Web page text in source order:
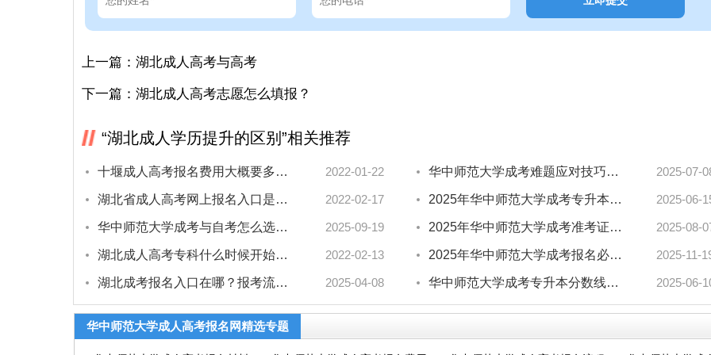
上一篇： 湖北成人高考与高考
下一篇： 湖北成人高考志愿怎么填报？
“湖北成人学历提升的区别”相关推荐
十堰成人高考报名费用大概要多少？ 2022-01-22 华中师范大学成考难题应对技巧？湖北考生速看答题攻略！ 2025-07-
湖北省成人高考网上报名入口是哪个？ 2022-02-17 2025年华中师范大学成考专升本统考难度大吗？怎么备考能拿高分？ 2025-06-
华中师范大学成考与自考怎么选？对比解析助抉择！ 2025-09-19 2025年华中师范大学成考准考证打印时间已定！速看 2025-08-
湖北成人高考专科什么时候开始报名？ 2022-02-13 2025年华中师范大学成考报名必须找机构吗？答案来了！ 2025-11-
湖北成考报名入口在哪？报考流程全攻略 2025-04-08 华中师范大学成考专升本分数线公布！心态怎么调整？ 2025-06-
华中师范大学成人高考报名网精选专题